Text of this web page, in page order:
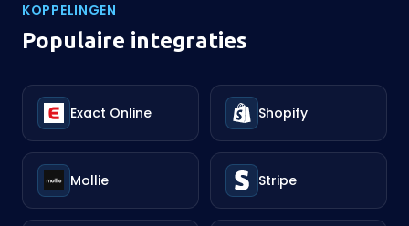
KOPPELINGEN
Populaire integraties
Exact Online Shopify
Mollie Stripe